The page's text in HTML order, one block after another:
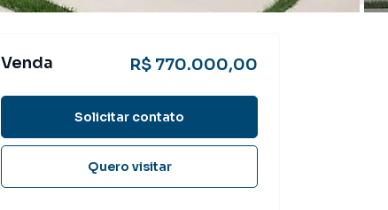
Venda R$ 770.000,00
Solicitar contato
Quero visitar